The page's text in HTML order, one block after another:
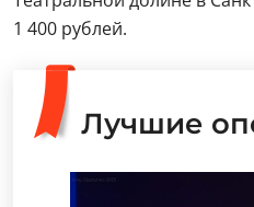
1 400 рублей.
Лучшие